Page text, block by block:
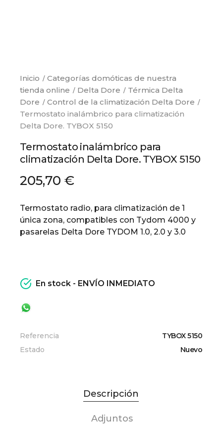
Inicio
Categorías domóticas de nuestra
tienda online
Delta Dore
Térmica Delta
Dore
Control de la climatización Delta Dore
Termostato inalámbrico para climatización
Delta Dore. TYBOX 5150
Termostato inalámbrico para
climatización Delta Dore. TYBOX 5150
205,70 €
Termostato radio, para climatización de 1
única zona, compatibles con Tydom 4000 y
pasarelas Delta Dore TYDOM 1.0, 2.0 y 3.0
En stock - ENVÍO INMEDIATO
Referencia
TYBOX 5150
Estado
Nuevo
Descripción
Adjuntos